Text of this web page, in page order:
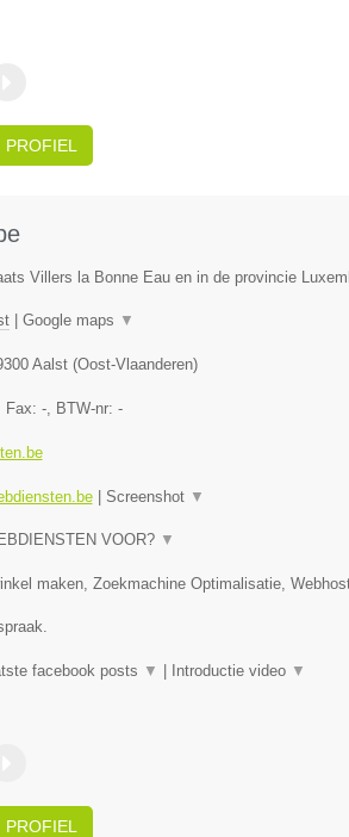
Villers la Bonne Eau en in de provincie
| Google maps ▼
Aalst(Oost-Vlaanderen)
Fax: -, BTW-nr: -
| Screenshot ▼
VOOR? ▼
maken, Zoekmachine Optimalisatie,
facebook posts ▼ Introductie video ▼